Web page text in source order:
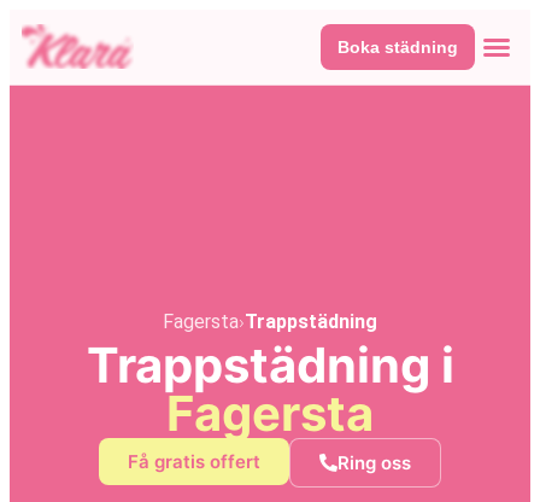
Boka städning
Fagersta›Trappstädning
Trappstädning i
Fagersta
Få gratis offert Ring oss